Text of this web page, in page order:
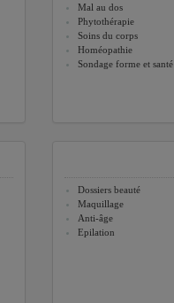
Mal au dos
Phytothérapie
Soins du corps
Homéopathie
Sondage forme et santé
Dossiers beauté
Maquillage
Anti-âge
Epilation